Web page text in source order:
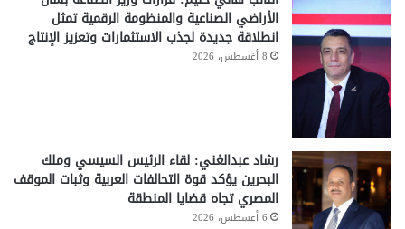
الأراضي الصناعية والمنظومة الرقمية تمثل
انطلاقة جديدة لجذب الاستثمارات وتعزيز الإنتاج
8 أغسطس، 2026
رشاد عبدالغني: لقاء الرئيس السيسي وملك
البحرين يؤكد قوة التحالفات العربية وثبات الموقف
المصري تجاه قضايا المنطقة
6 أغسطس، 2026